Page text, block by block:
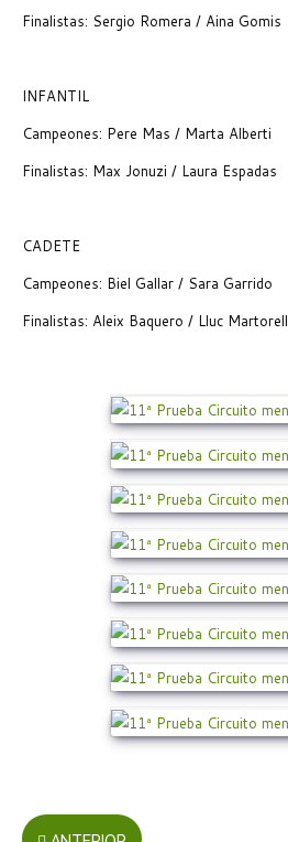
Finalistas: Sergio Romera / Aina Gomis
INFANTIL
Campeones: Pere Mas / Marta Alberti
Finalistas: Max Jonuzi / Laura Espadas
CADETE
Campeones: Biel Gallar / Sara Garrido
Finalistas: Aleix Baquero / Lluc Martorell